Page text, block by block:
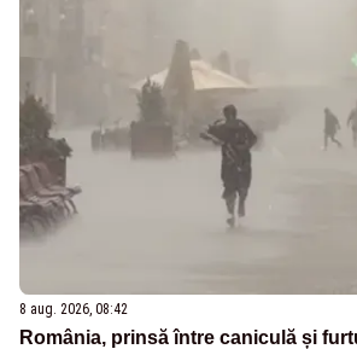
8 aug. 2026, 08:42
România, prinsă între caniculă și